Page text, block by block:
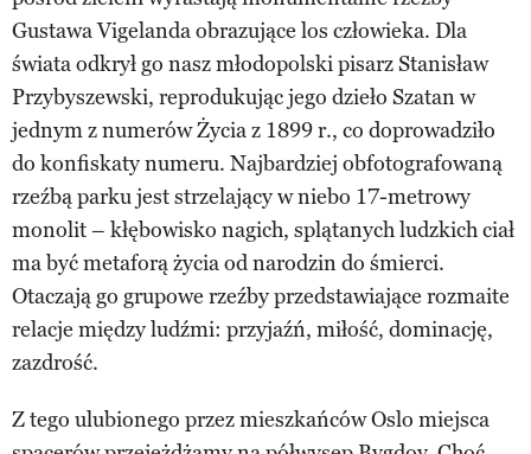
Gustawa Vigelanda obrazujące los człowieka. Dla
świata odkrył go nasz młodopolski pisarz Stanisław
Przybyszewski, reprodukując jego dzieło Szatan w
jednym z numerów Życia z 1899 r., co doprowadziło
do konfiskaty numeru. Najbardziej obfotografowaną
rzeźbą parku jest strzelający w niebo 17-metrowy
monolit – kłębowisko nagich, splątanych ludzkich ciał
ma być metaforą życia od narodzin do śmierci.
Otaczają go grupowe rzeźby przedstawiające rozmaite
relacje między ludźmi: przyjaźń, miłość, dominację,
zazdrość.
Z tego ulubionego przez mieszkańców Oslo miejsca